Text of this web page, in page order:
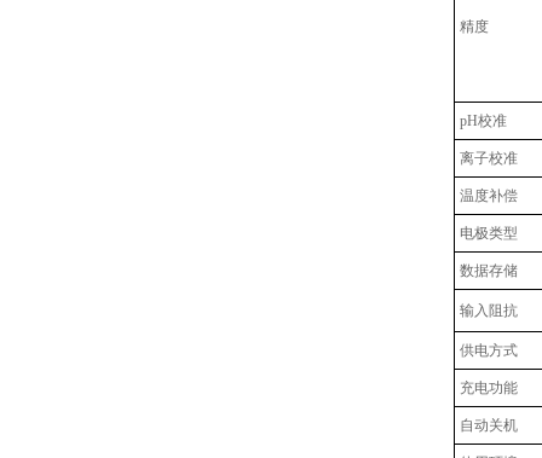
精度
pH校准
离子校准
温度补偿
电极类型
数据存储
输入阻抗
供电方式
充电功能
自动关机